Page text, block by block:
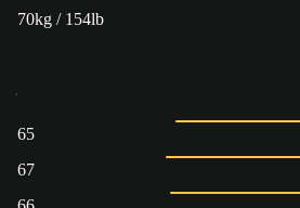
70kg / 154lb
65
67